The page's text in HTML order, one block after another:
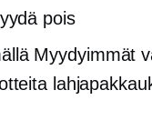
pois
Myydyimmät